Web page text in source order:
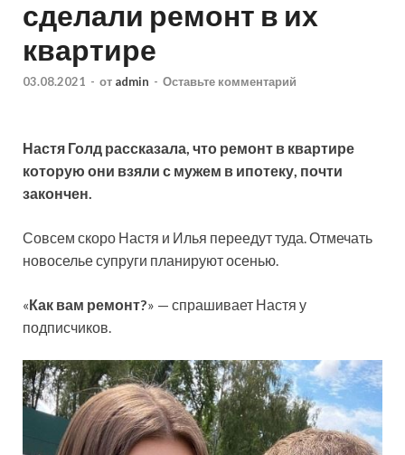
сделали ремонт в их
квартире
03.08.2021 - от admin - Оставьте комментарий
Настя Голд рассказала, что ремонт в квартире
которую они взяли с мужем в ипотеку, почти
закончен.
Совсем скоро Настя и Илья переедут туда. Отмечать
новоселье супруги планируют осенью.
«Как вам ремонт?» — спрашивает Настя у
подписчиков.